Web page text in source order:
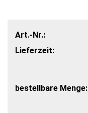
Art.-Nr.:
Lieferzeit:
bestellbare Menge: